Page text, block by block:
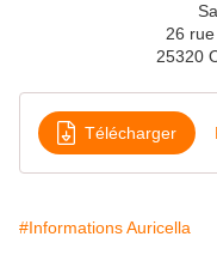
26
25320
Télécharger
#Informations Auricella